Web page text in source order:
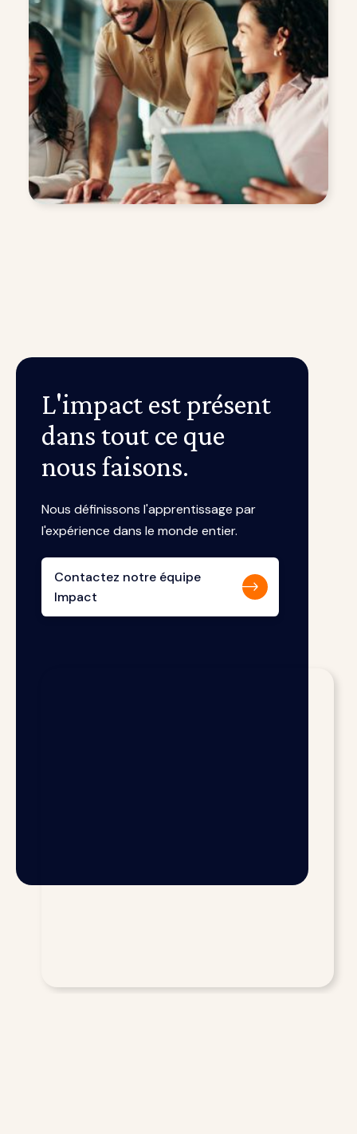
L'impact est présent
dans tout ce que
nous faisons.
Nous définissons l'apprentissage par
l'expérience dans le monde entier.
Contactez notre équipe
Impact